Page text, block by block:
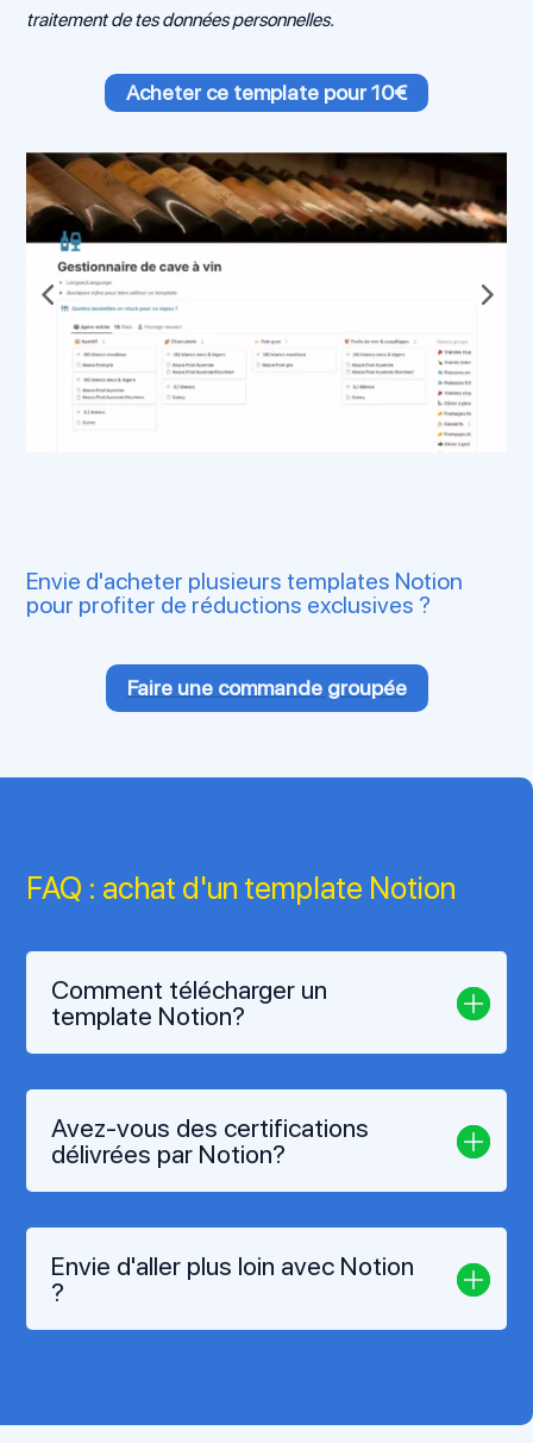
traitement de tes données personnelles.
Acheter ce template pour 10€
Envie d'acheter plusieurs templates Notion
pour profiter de réductions exclusives ?
Faire une commande groupée
FAQ : achat d'un template Notion
Comment télécharger un
template Notion?
Avez-vous des certifications
délivrées par Notion?
Envie d'aller plus loin avec Notion
?